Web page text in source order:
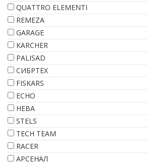
QUATTRO ELEMENTI
REMEZA
GARAGE
KARCHER
PALISAD
СИБРТЕХ
FISKARS
ECHO
НЕВА
STELS
TECH TEAM
RACER
АРСЕНАЛ